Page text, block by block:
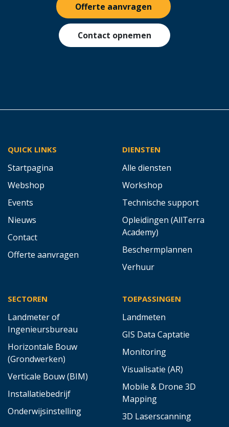
Offerte aanvragen
Contact opnemen
QUICK LINKS
Startpagina
Webshop
Events
Nieuws
Contact
Offerte aanvragen
DIENSTEN
Alle diensten
Workshop
Technische support
Opleidingen (AllTerra
Academy)
Beschermplannen
Verhuur
SECTOREN
Landmeter of
Ingenieursbureau
Horizontale Bouw
(Grondwerken)
Verticale Bouw (BIM)
Installatiebedrijf
Onderwijsinstelling
TOEPASSINGEN
Landmeten
GIS Data Captatie
Monitoring
Visualisatie (AR)
Mobile & Drone 3D
Mapping
3D Laserscanning